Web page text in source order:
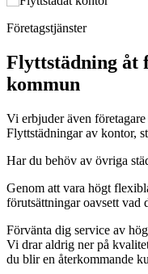
Företagstjänster
Flyttstädning åt
kommun
Vi erbjuder även
Flyttstädningar av kontor,
Har du behöv av övriga
Genom att vara högt
förutsättningar oavsett vad
Förvänta dig service av
Vi drar aldrig ner på
du blir en återkommande